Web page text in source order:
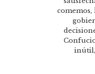
comemos,
inútil,